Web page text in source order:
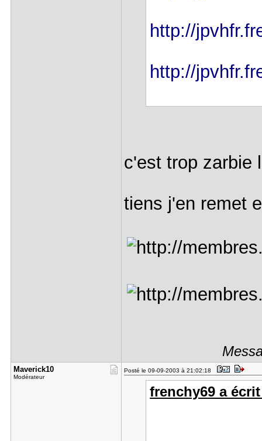
http://
http://
c'est trop zarbie
tiens j'en remet
Maverick10
Modérateur
Posté le 09-09-2003 à 21:02:18
frenchy69 a